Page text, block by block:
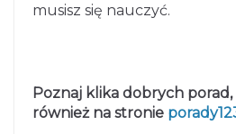
musisz się nauczyć.
Poznaj klika dobrych porad,
również na stronie